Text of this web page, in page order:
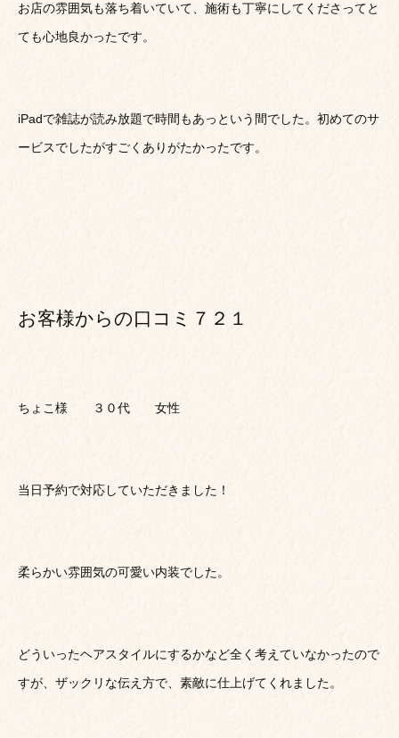
お店の雰囲気も落ち着いていて、施術も丁寧にしてくださってと
ても心地良かったです。
iPadで雑誌が読み放題で時間もあっという間でした。初めてのサ
ービスでしたがすごくありがたかったです。
お客様からの口コミ７２１
ちょこ様 ３０代 女性
当日予約で対応していただきました！
柔らかい雰囲気の可愛い内装でした。
どういったヘアスタイルにするかなど全く考えていなかったので
すが、ザックリな伝え方で、素敵に仕上げてくれました。